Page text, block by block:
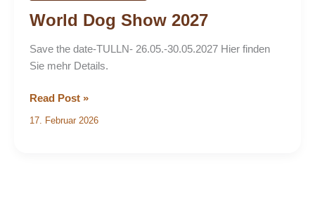
World Dog Show 2027
Save the date-TULLN- 26.05.-30.05.2027 Hier finden
Sie mehr Details.
Read Post »
17. Februar 2026